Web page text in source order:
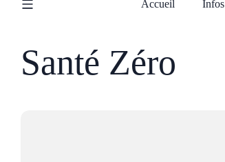
Accueil Infos
Santé Zéro